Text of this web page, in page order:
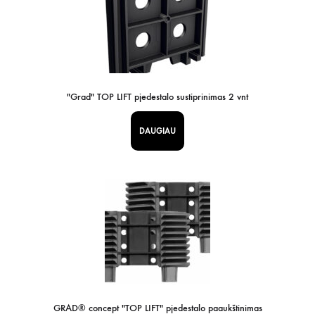
"Grad" TOP LIFT pjedestalo sustiprinimas 2 vnt
DAUGIAU
GRAD® concept "TOP LIFT" pjedestalo paaukštinimas